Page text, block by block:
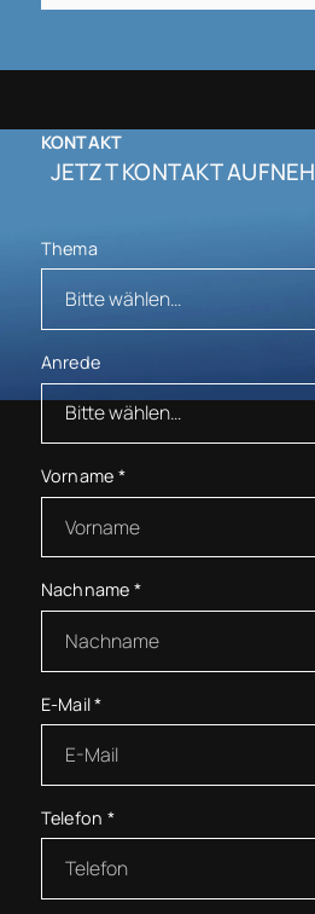
KONTAKT
JETZT KONTAKT
Thema
Anrede
Vorname *
Nachname *
E-Mail*
Telefon *